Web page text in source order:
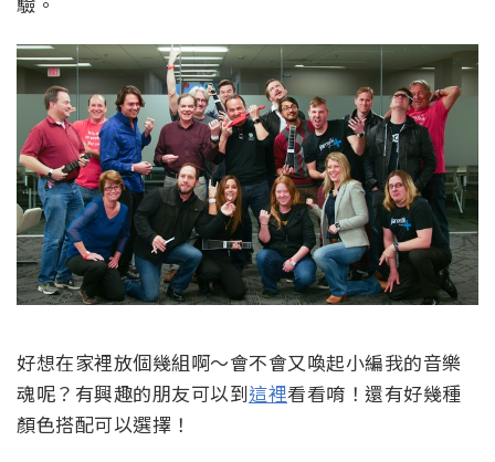
好想在家裡放個幾組啊～會不會又喚起小編我的音樂
魂呢？有興趣的朋友可以到這裡看看唷！還有好幾種
顏色搭配可以選擇！